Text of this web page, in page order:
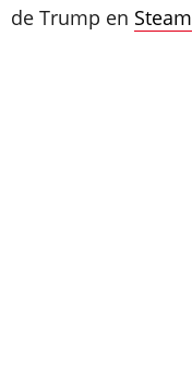
de Trump en Steam